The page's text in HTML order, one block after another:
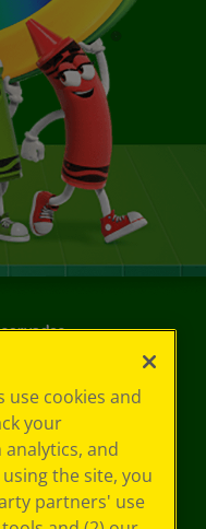
cookies and
your
and
the site, you
partners' use